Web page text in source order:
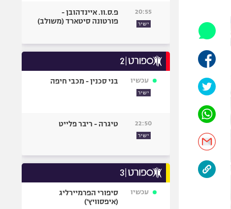
אופניים
כדורמים
פוטבול אמריקאי NFL
20:55
ישיר
פ.ס.וו. איינדהובן -
פורטונה סיטארד (משולב)
עכשיו
ישיר
בני סכנין - מכבי חיפה
22:50
ישיר
טיגרה - ריבר פלייט
עכשיו
סיפורי הפרמיירליג
(איפסוויץ')